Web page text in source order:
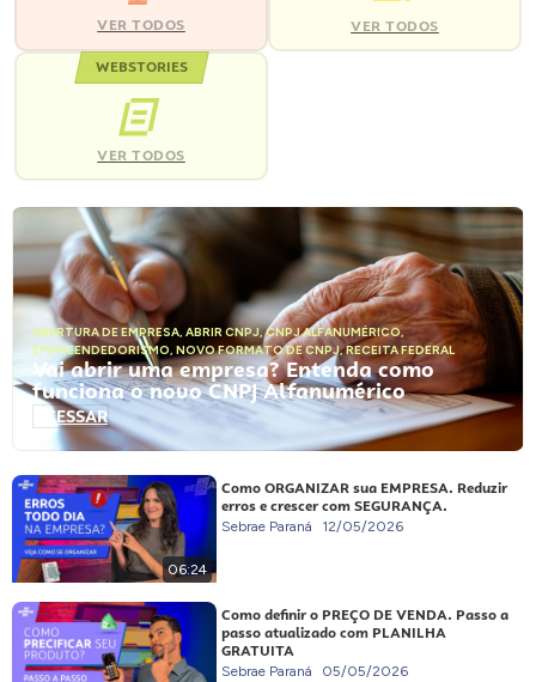
VER TODOS VER TODOS
WEBSTORIES
VER TODOS
ABERTURA DE EMPRESA, ABRIR CNPJ,CNPJ ALFANUMÉRICO,
EMPREENDEDORISMO, NOVO FORMATO DE CNPJ,RECEITA FEDERAL
Vai abrir uma empresa? Entenda como
funciona o novo CNPJ Alfanumérico
ACESSAR
06:24
Como ORGANIZAR sua EMPRESA. Reduzir
erros e crescer com SEGURANÇA.
Sebrae Paraná 12/05/2026
Como definir o PREÇO DE VENDA. Passo a
passo atualizado com PLANILHA
GRATUITA
Sebrae Paraná 05/05/2026